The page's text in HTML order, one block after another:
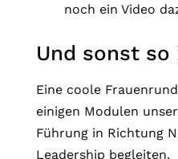
noch ein Video
Und sonst
Eine coole
einigen Modulen
Führung in Richtung
Leadership begleiten.